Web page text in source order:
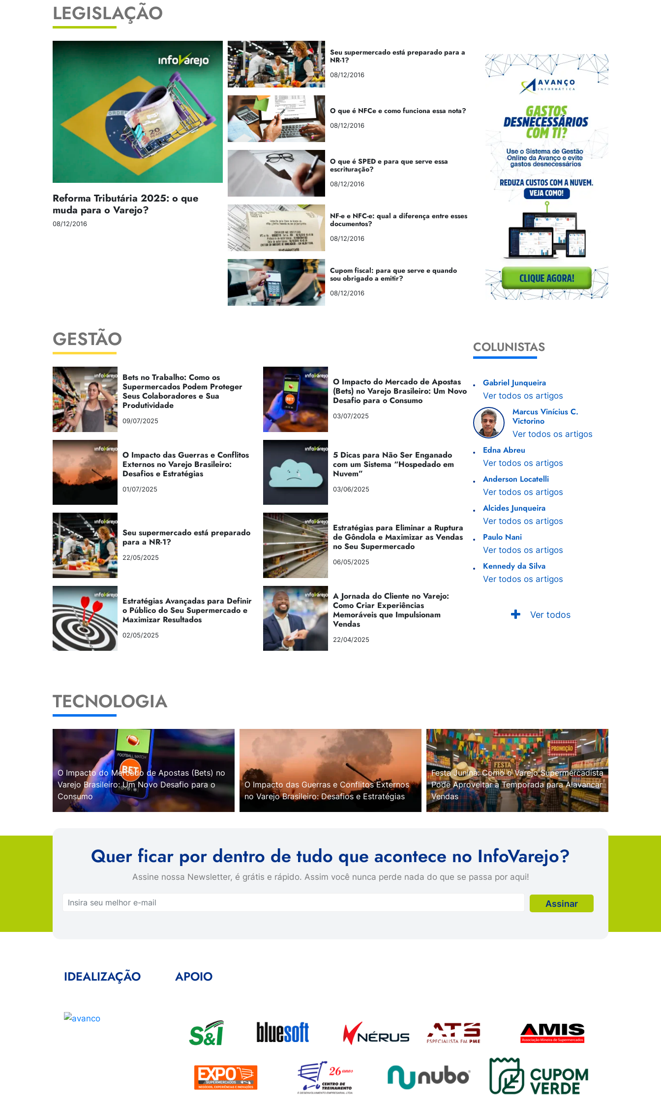
LEGISLAÇÃO
Reforma Tributária 2025: o que
muda para o Varejo?
08/12/2016
Seu supermercado está preparado para a
NR-1?
08/12/2016
O que é NFCe e como funciona essa nota?
08/12/2016
O que é SPED e para que serve essa
escrituração?
08/12/2016
NF-e e NFC-e: qual a diferença entre esses
documentos?
08/12/2016
Cupom fiscal: para que serve e quando
sou obrigado a emitir?
08/12/2016
GESTÃO
Bets no Trabalho: Como os
Supermercados Podem Proteger
Seus Colaboradores e Sua
Produtividade
09/07/2025
O Impacto do Mercado de Apostas
(Bets) no Varejo Brasileiro: Um Novo
Desafio para o Consumo
03/07/2025
O Impacto das Guerras e Conflitos
Externos no Varejo Brasileiro:
Desafios e Estratégias
01/07/2025
5 Dicas para Não Ser Enganado
com um Sistema “Hospedado em
Nuvem”
03/06/2025
Seu supermercado está preparado
para a NR-1?
22/05/2025
Estratégias para Eliminar a Ruptura
de Gôndola e Maximizar as Vendas
no Seu Supermercado
06/05/2025
Estratégias Avançadas para Definir
o Público do Seu Supermercado e
Maximizar Resultados
02/05/2025
A Jornada do Cliente no Varejo:
Como Criar Experiências
Memoráveis que Impulsionam
Vendas
22/04/2025
COLUNISTAS
Gabriel Junqueira
Ver todos os artigos
Marcus Vinícius C.
Victorino
Ver todos os artigos
Edna Abreu
Ver todos os artigos
Anderson Locatelli
Ver todos os artigos
Alcides Junqueira
Ver todos os artigos
Paulo Nani
Ver todos os artigos
Kennedy da Silva
Ver todos os artigos
Ver todos
TECNOLOGIA
O Impacto do Mercado de Apostas (Bets) no
Varejo Brasileiro: Um Novo Desafio para o
Consumo
O Impacto das Guerras e Conflitos Externos
no Varejo Brasileiro: Desafios e Estratégias
Festa Junina: Como o Varejo Supermercadista
Pode Aproveitar a Temporada para Alavancar
Vendas
Quer ficar por dentro de tudo que acontece no InfoVarejo?
Assine nossa Newsletter, é grátis e rápido. Assim você nunca perde nada do que se passa por aqui!
IDEALIZAÇÃO APOIO